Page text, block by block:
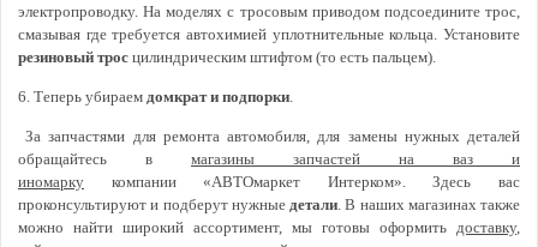
электропроводку. На моделях с тросовым приводом подсоедините трос,
смазывая где требуется автохимией уплотнительные кольца. Установите
резиновый трос цилиндрическим штифтом (то есть пальцем).
6. Теперь убираем домкрат и подпорки.
За запчастями для ремонта автомобиля, для замены нужных деталей
обращайтесь в магазины запчастей на ваз и
иномарку компании «АВТОмаркет Интерком». Здесь вас
проконсультируют и подберут нужные детали. В наших магазинах также
можно найти широкий ассортимент, мы готовы оформить доставку,